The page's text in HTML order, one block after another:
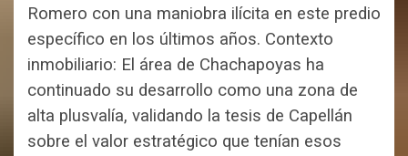
Romero con una maniobra ilícita en este predio
específico en los últimos años. Contexto
inmobiliario: El área de Chachapoyas ha
continuado su desarrollo como una zona de
alta plusvalía, validando la tesis de Capellán
sobre el valor estratégico que tenían esos